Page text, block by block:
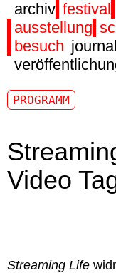
archiv festival
ausstellung
besuch journal
PROGRAMM
Video
Streaming Life